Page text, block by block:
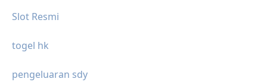
Slot Resmi
togel hk
pengeluaran sdy